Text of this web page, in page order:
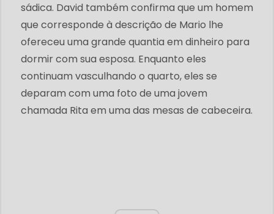
sádica. David também confirma que um homem
que corresponde à descrição de Mario lhe
ofereceu uma grande quantia em dinheiro para
dormir com sua esposa. Enquanto eles
continuam vasculhando o quarto, eles se
deparam com uma foto de uma jovem
chamada Rita em uma das mesas de cabeceira.